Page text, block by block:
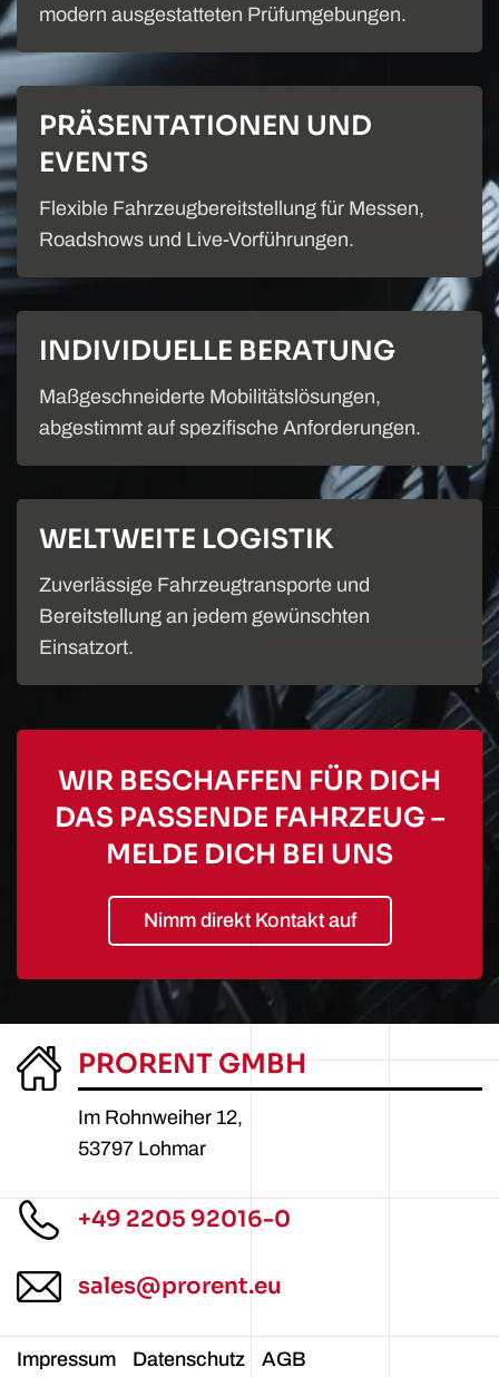
modern ausgestatteten Prüfumgebungen.
PRÄSENTATIONEN UND
EVENTS
Flexible Fahrzeugbereitstellung für Messen,
Roadshows und Live-Vorführungen.
INDIVIDUELLE BERATUNG
Maßgeschneiderte Mobilitätslösungen,
abgestimmt auf spezifische Anforderungen.
WELTWEITE LOGISTIK
Zuverlässige Fahrzeugtransporte und
Bereitstellung an jedem gewünschten
Einsatzort.
WIR BESCHAFFEN FÜR DICH
DAS PASSENDE FAHRZEUG –
MELDE DICH BEI UNS
Nimm direkt Kontakt auf
PRORENT GMBH
Im Rohnweiher 12,
53797 Lohmar
+49 2205 92016-0
sales@prorent.eu
Impressum Datenschutz AGB